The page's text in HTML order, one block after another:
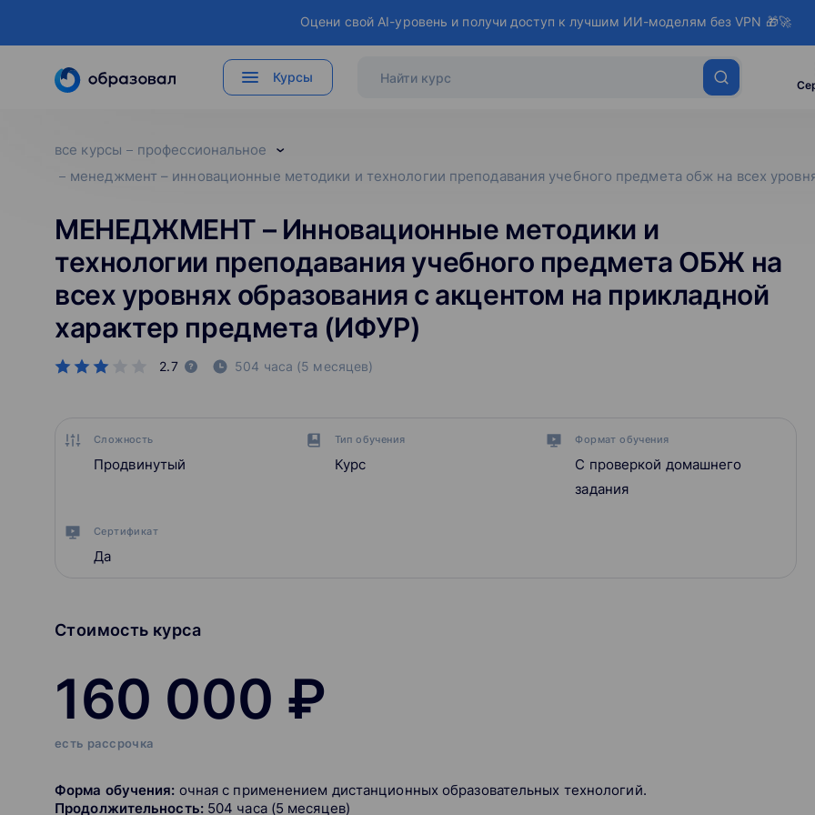
Оцени свой AI-уровень и получи доступ к лучшим ИИ-моделям без VPN 🎁🚀
Курсы
все курсы
профессиональное
менеджмент – инновационные методики и технологии преподавания учебного предмета обж на всех
МЕНЕДЖМЕНТ – Инновационные методики и
технологии преподавания учебного предмета ОБЖ на
всех уровнях образования с акцентом на прикладной
характер предмета (ИФУР)
2.7 504 часа (5 месяцев)
Сложность
Продвинутый
Тип обучения
Курс
Формат обучения
С проверкой домашнего
задания
Сертификат
Да
Стоимость курса
160 000 ₽
есть рассрочка
Форма обучения: очная с применением дистанционных образовательных технологий.
Продолжительность:504 часа (5 месяцев)